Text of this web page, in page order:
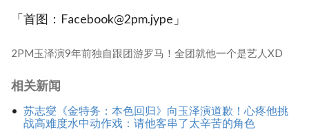
「首图：Facebook@2pm.jype」
2PM玉泽演9年前独自跟团游罗马！全团就他一个是艺人XD
相关新闻
苏志燮《金特务：本色回归》向玉泽演道歉！心疼他挑
战高难度水中动作戏：请他客串了太辛苦的角色